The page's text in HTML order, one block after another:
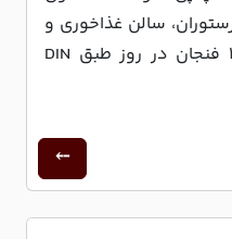
سالن غذاخوری و
کافی‌شاپ با بهره‌وری تا ۱۸۰ فنجان در روز طبق DIN